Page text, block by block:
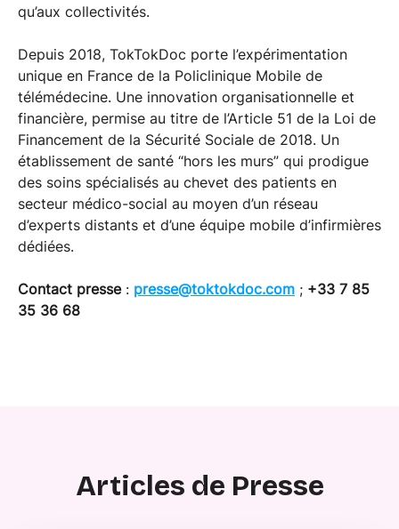
qu’aux collectivités.
Depuis 2018, TokTokDoc porte l’expérimentation
unique en France de la Policlinique Mobile de
télémédecine. Une innovation organisationnelle et
financière, permise au titre de l’Article 51 de la Loi de
Financement de la Sécurité Sociale de 2018. Un
établissement de santé “hors les murs” qui prodigue
des soins spécialisés au chevet des patients en
secteur médico-social au moyen d’un réseau
d’experts distants et d’une équipe mobile d’infirmières
dédiées.
Contact presse: presse@toktokdoc.com ; +33 7 85
35 36 68
Articles de Presse